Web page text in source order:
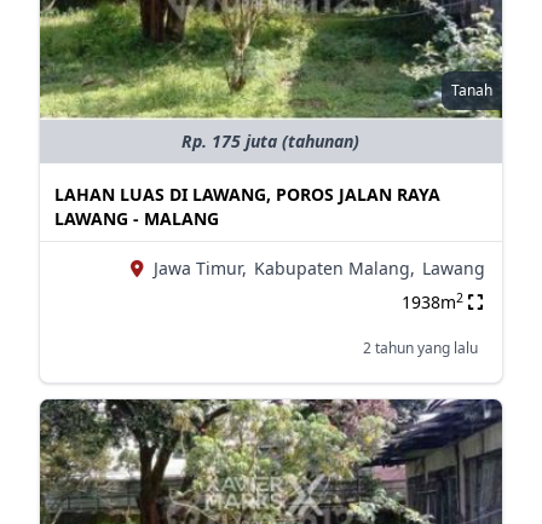
Tanah
Rp. 175 juta (tahunan)
LAHAN LUAS DI LAWANG, POROS JALAN RAYA
LAWANG - MALANG
Jawa Timur, Kabupaten Malang, Lawang
1938m2
2 tahun yang lalu